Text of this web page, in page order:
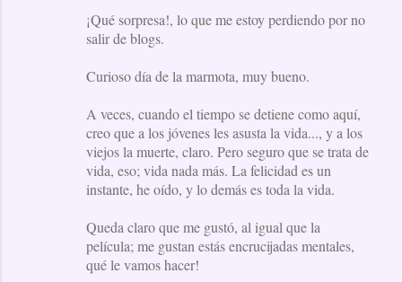
¡Qué sorpresa!, lo que me estoy perdiendo por no
salir de blogs.
Curioso día de la marmota, muy bueno.
A veces, cuando el tiempo se detiene como aquí,
creo que a los jóvenes les asusta la vida..., y a los
viejos la muerte, claro. Pero seguro que se trata de
vida, eso; vida nada más. La felicidad es un
instante, he oído, y lo demás es toda la vida.
Queda claro que me gustó, al igual que la
película; me gustan estás encrucijadas mentales,
qué le vamos hacer!